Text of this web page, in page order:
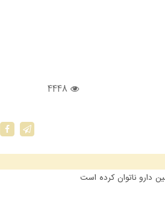
4448
دارو ناتوان کرده است